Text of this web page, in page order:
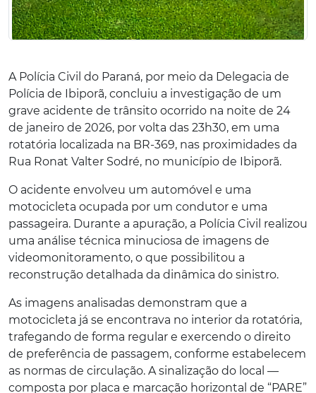
A Polícia Civil do Paraná, por meio da Delegacia de
Polícia de Ibiporã, concluiu a investigação de um
grave acidente de trânsito ocorrido na noite de 24
de janeiro de 2026, por volta das 23h30, em uma
rotatória localizada na BR-369, nas proximidades da
Rua Ronat Valter Sodré, no município de Ibiporã.
O acidente envolveu um automóvel e uma
motocicleta ocupada por um condutor e uma
passageira. Durante a apuração, a Polícia Civil realizou
uma análise técnica minuciosa de imagens de
videomonitoramento, o que possibilitou a
reconstrução detalhada da dinâmica do sinistro.
As imagens analisadas demonstram que a
motocicleta já se encontrava no interior da rotatória,
trafegando de forma regular e exercendo o direito
de preferência de passagem, conforme estabelecem
as normas de circulação. A sinalização do local —
composta por placa e marcação horizontal de “PARE”